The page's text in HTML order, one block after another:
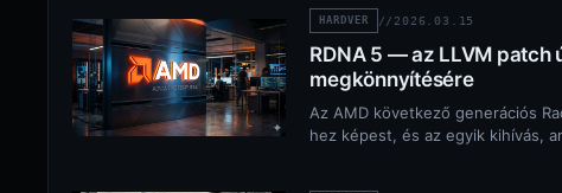
HARDVER // 2026.03.15
RDNA 5 — az LLVM patch
megkönnyítésére
Az AMD következő generációs
hez képest, és az egyik kihívás,